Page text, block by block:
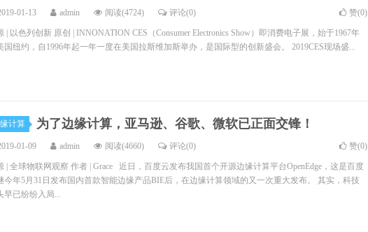
01-13 admin 阅读(4724) 评论(0) 赞(0)
| 以色列创新 原创 | INNONATION CES（Consumer Electronics Show）即消费电子展，始于1967年
国纽约，自1996年起一年一度在美国拉斯维加斯举办，是国际型的创新盛会。 2019CES现场盛...
计算 为了边缘计算，亚马逊、谷歌、微软已正面交锋！
01-09 admin 阅读(4660) 评论(0) 赞(0)
| 全球物联网观察 作者 | Grace 近日，百度云发布我国首个开源边缘计算平台OpenEdge，这是百度
今年5月31日发布国内首款智能边缘产品BIE后，在边缘计算领域的又一次重大发布。 其实，科技
早已纷纷入局...